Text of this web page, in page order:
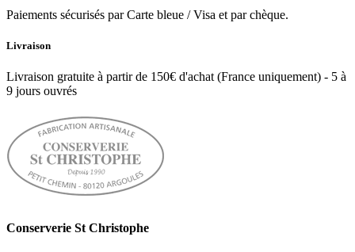
Paiements sécurisés par Carte bleue / Visa et par chèque.
Livraison
Livraison gratuite à partir de 150€ d'achat (France uniquement) - 5 à
9 jours ouvrés
Conserverie St Christophe